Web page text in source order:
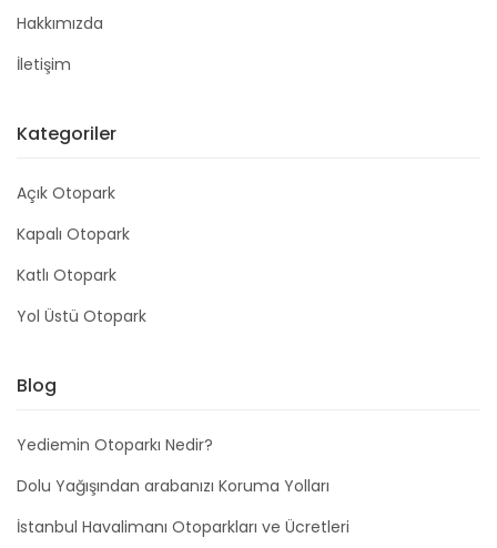
Hakkımızda
İletişim
Kategoriler
Açık Otopark
Kapalı Otopark
Katlı Otopark
Yol Üstü Otopark
Blog
Yediemin Otoparkı Nedir?
Dolu Yağışından arabanızı Koruma Yolları
İstanbul Havalimanı Otoparkları ve Ücretleri